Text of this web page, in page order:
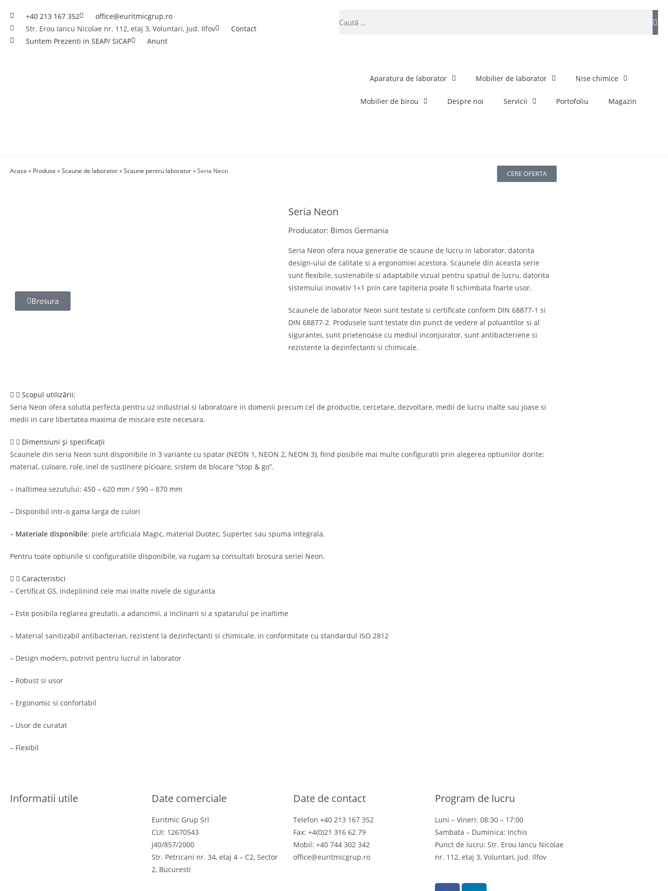
+40 213 167 352
office@euritmicgrup.ro
Str. Erou Iancu Nicolae nr. 112, etaj 3, Voluntari, Jud. Ilfov
Contact
Suntem Prezenti in SEAP/ SICAP
Anunt
Aparatura de laborator Mobilier de laborator Nise chimice
Mobilier de birou Despre noi Servicii Portofoliu Magazin
Acasa » Produse »Scaune de laborator»Scaune pentru laborator»Seria Neon CERE OFERTA
Brosura
Seria Neon
Producator: Bimos Germania
Seria Neon ofera noua generatie de scaune de lucru in laborator, datorita
design-ului de calitate si a ergonomiei acestora. Scaunele din aceasta serie
sunt flexibile, sustenabile si adaptabile vizual pentru spatiul de lucru, datorita
sistemului inovativ 1+1 prin care tapiteria poate fi schimbata foarte usor.
Scaunele de laborator Neon sunt testate si certificate conform DIN 68877-1 si
DIN 68877-2. Produsele sunt testate din punct de vedere al poluantilor si al
sigurantei, sunt prietenoase cu mediul inconjurator, sunt antibacteriene si
rezistente la dezinfectanti si chimicale.
Scopul utilizării:
Seria Neon ofera solutia perfecta pentru uz industrial si laboratoare in domenii precum cel de productie, cercetare, dezvoltare, medii de lucru inalte sau joase si
medii in care libertatea maxima de miscare este necesara.
Dimensiuni și specificații
Scaunele din seria Neon sunt disponibile in 3 variante cu spatar (NEON 1, NEON 2, NEON 3), fiind posibile mai multe configuratii prin alegerea optiunilor dorite:
material, culoare, role, inel de sustinere picioare, sistem de blocare “stop & go”.
– Inaltimea sezutului: 450 – 620 mm / 590 – 870 mm
– Disponibil intr-o gama larga de culori
– Materiale disponibile: piele artificiala Magic, material Duotec, Supertec sau spuma integrala.
Pentru toate optiunile si configuratiile disponibile, va rugam sa consultati brosura seriei Neon.
Caracteristici
– Certificat GS, indeplinind cele mai inalte nivele de siguranta
– Este posibila reglarea greutatii, a adancimii, a inclinarii si a spatarului pe inaltime
– Material sanitizabil antibacterian, rezistent la dezinfectanti si chimicale, in conformitate cu standardul ISO 2812
– Design modern, potrivit pentru lucrul in laborator
– Robust si usor
– Ergonomic si confortabil
– Usor de curatat
– Flexibil
Informatii utile Date comerciale
Euritmic Grup Srl
CUI: 12670543
J40/857/2000
Str. Petricani nr. 34, etaj 4 – C2, Sector
2, Bucuresti
Date de contact
Telefon +40 213 167 352
Fax: +4(0)21 316 62 79
Mobil: +40 744 302 342
office@euritmicgrup.ro
Program de lucru
Luni – Vineri: 08:30 – 17:00
Sambata – Duminica: Inchis
Punct de lucru: Str. Erou Iancu Nicolae
nr. 112, etaj 3, Voluntari, Jud. Ilfov